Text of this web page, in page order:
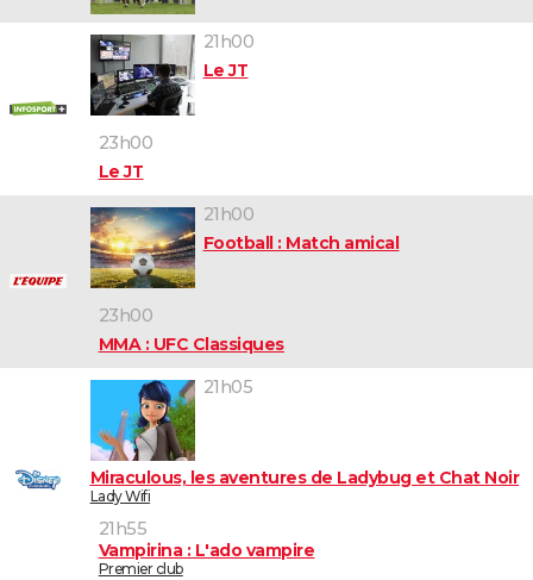
21h00
Le JT
23h00
Le JT
21h00
Football : Match amical
23h00
MMA : UFC Classiques
21h05
Miraculous, les aventures de Ladybug et Chat Noir
Lady Wifi
21h55
Vampirina : L'ado vampire
Premier club